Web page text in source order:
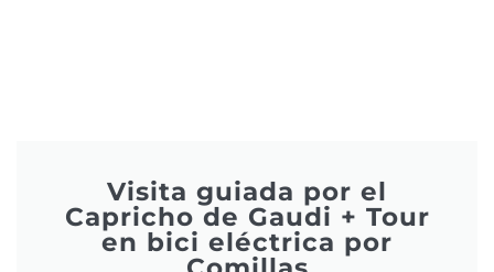
Visita guiada por el
Capricho de Gaudi + Tour
en bici eléctrica por